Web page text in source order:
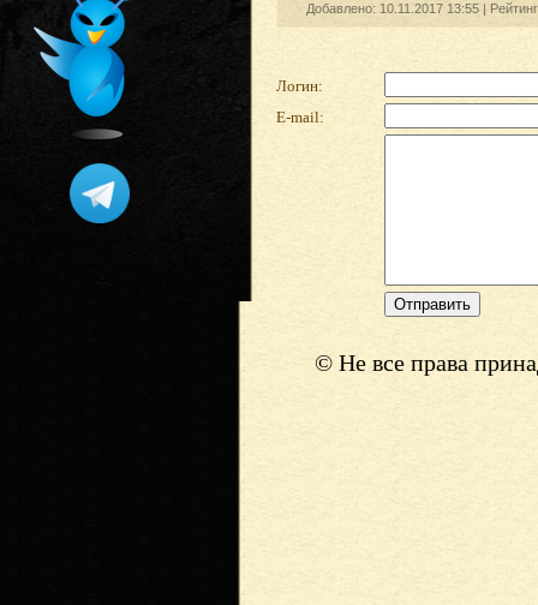
Добавлено: 10.11.2017 13:55 |
Логин:
E-mail:
© Не все права